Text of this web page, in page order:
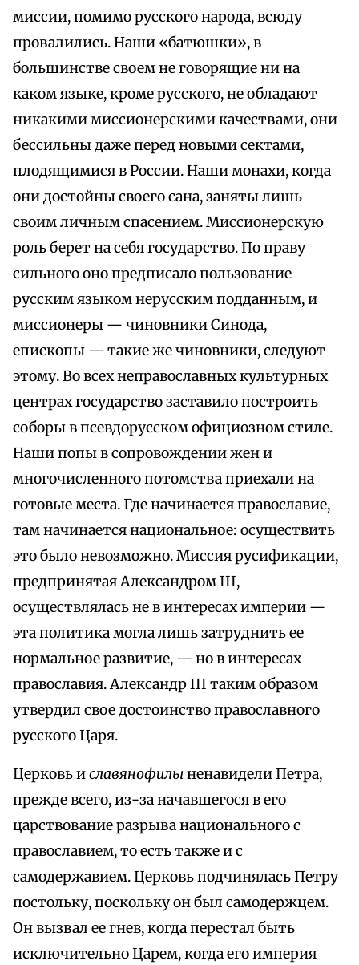
миссии, помимо русского народа, всюду
провалились. Наши «батюшки», в
большинстве своем не говорящие ни на
каком языке, кроме русского, не обладают
никакими миссионерскими качествами, они
бессильны даже перед новыми сектами,
плодящимися в России. Наши монахи, когда
они достойны своего сана, заняты лишь
своим личным спасением. Миссионерскую
роль берет на себя государство. По праву
сильного оно предписало пользование
русским языком нерусским подданным, и
миссионеры — чиновники Синода,
епископы — такие же чиновники, следуют
этому. Во всех неправославных культурных
центрах государство заставило построить
соборы в псевдорусском официозном стиле.
Наши попы в сопровождении жен и
многочисленного потомства приехали на
готовые места. Где начинается православие,
там начинается национальное: осуществить
это было невозможно. Миссия русификации,
предпринятая Александром III,
осуществлялась не в интересах империи —
эта политика могла лишь затруднить ее
нормальное развитие, — но в интересах
православия. Александр III таким образом
утвердил свое достоинство православного
русского Царя.
Церковь иславянофилыненавидели Петра,
прежде всего, из-за начавшегося в его
царствование разрыва национального с
православием, то есть также и с
самодержавием. Церковь подчинялась Петру
постольку, поскольку он был самодержцем.
Он вызвал ее гнев, когда перестал быть
исключительно Царем, когда его империя